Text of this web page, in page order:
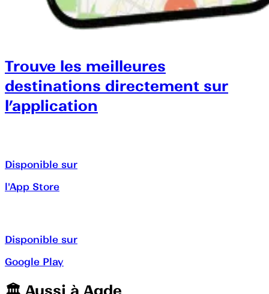
Trouve les meilleures
destinations directement sur
l’application
Disponible sur
l'App Store
Disponible sur
Google Play